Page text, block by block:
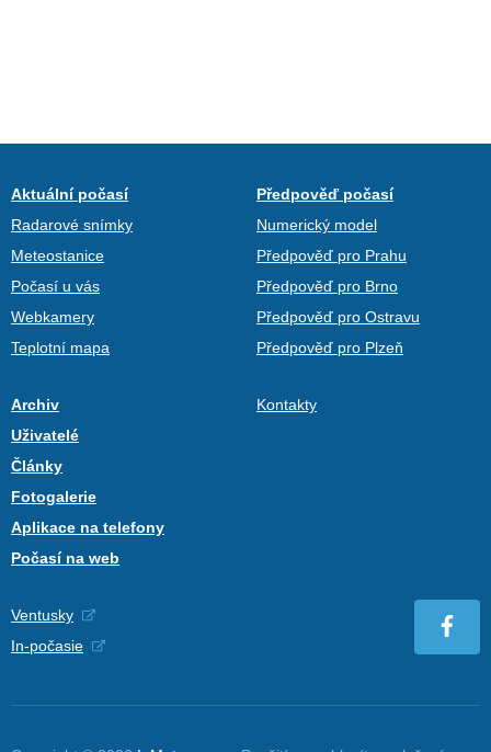
Aktuální počasí
Radarové snímky
Meteostanice
Počasí u vás
Webkamery
Teplotní mapa
Předpověď počasí
Numerický model
Předpověď pro Prahu
Předpověď pro Brno
Předpověď pro Ostravu
Předpověď pro Plzeň
Archiv
Uživatelé
Články
Fotogalerie
Aplikace na telefony
Počasí na web
Kontakty
Ventusky
In-počasie